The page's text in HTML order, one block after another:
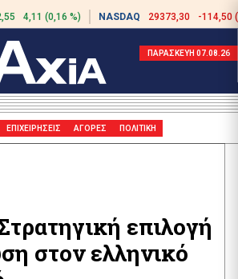
4,11 (0,16 %) NASDAQ 29373,30 -114,50
ΠΑΡΑΣΚΕΥΗ 07.08.26
ΕΠΙΧΕΙΡΗΣΕΙΣ ΑΓΟΡΕΣ ΠΟΛΙΤΙΚΗ
επιλογή
στον ελληνικό